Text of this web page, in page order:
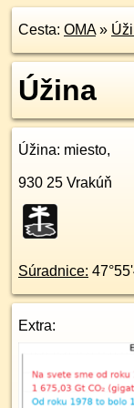
Cesta: OMA»
Úžina
Úžina: miesto,
930 25 Vrakúň
Súradnice:
Extra: